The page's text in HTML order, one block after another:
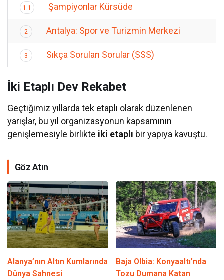
1.1 Şampiyonlar Kürsüde
2 Antalya: Spor ve Turizmin Merkezi
3 Sıkça Sorulan Sorular (SSS)
İki Etaplı Dev Rekabet
Geçtiğimiz yıllarda tek etaplı olarak düzenlenen
yarışlar, bu yıl organizasyonun kapsamının
genişlemesiyle birlikte iki etaplı bir yapıya kavuştu.
Göz Atın
Alanya’nın Altın Kumlarında
Dünya Sahnesi
Baja Olbia: Konyaaltı’nda
Tozu Dumana Katan